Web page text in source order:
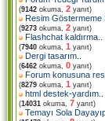
(9142 okuma, 2 yanıt)
Resim Göstermeme
(9273 okuma, 2 yanıt)
Flashchat kaldırma
(7940 okuma, 1 yanıt)
Dergi tasarım
(6462 okuma, 0 yanıt)
Forum konusuna
(8279 okuma, 1 yanıt)
html destek-yardım
(14031 okuma, 7 yanıt)
Temayı Sola